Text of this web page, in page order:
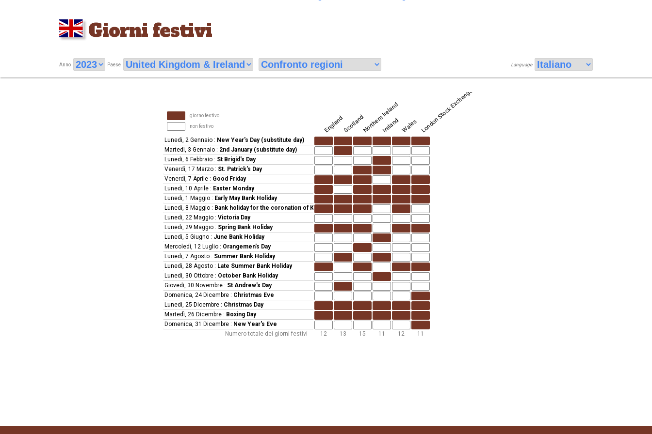
Giorni festivi
Anno Paese Language
giorno festivo
non festivo
EnglandScotlandNorthern Ireland
IrelandWales London Stock Exchange
Lunedi, 2 Gennaio : New Year's Day (substitute day)
Martedì, 3 Gennaio : 2nd January (substitute day)
Lunedi, 6 Febbraio : St Brigid's Day
Venerdì, 17 Marzo : St. Patrick's Day
Venerdì, 7 Aprile : Good Friday
Lunedi, 10 Aprile : Easter Monday
Lunedi, 1 Maggio : Early May Bank Holiday
Lunedi, 8 Maggio : Bank holiday for the coronation of King Charles III
Lunedi, 22 Maggio : Victoria Day
Lunedi, 29 Maggio : Spring Bank Holiday
Lunedi, 5 Giugno : June Bank Holiday
Mercoledì, 12 Luglio : Orangemen's Day
Lunedi, 7 Agosto : Summer Bank Holiday
Lunedi, 28 Agosto : Late Summer Bank Holiday
Lunedi, 30 Ottobre : October Bank Holiday
Giovedi, 30 Novembre : St Andrew's Day
Domenica, 24 Dicembre : Christmas Eve
Lunedi, 25 Dicembre : Christmas Day
Martedì, 26 Dicembre : Boxing Day
Domenica, 31 Dicembre : New Year's Eve
Numero totale dei giorni festivi
12 13 15 11 12 11